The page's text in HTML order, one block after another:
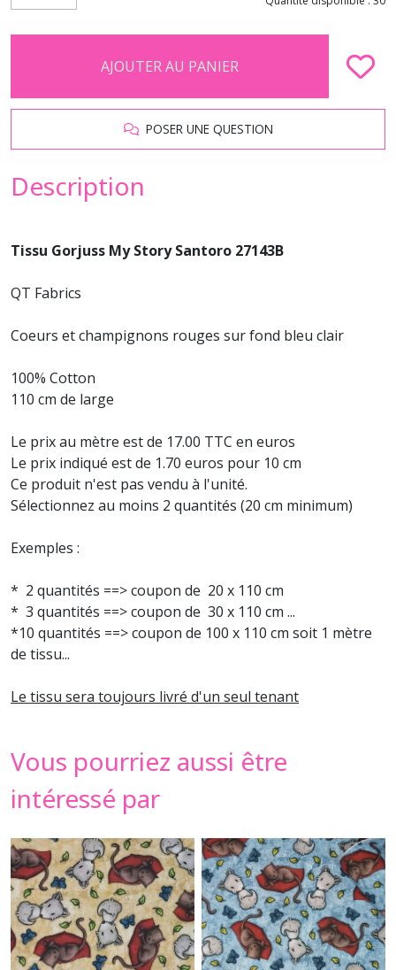
AJOUTER AU PANIER
POSER UNE QUESTION
Description
Tissu Gorjuss My Story Santoro 27143B
QT Fabrics
Coeurs et champignons rouges sur fond bleu clair
100% Cotton
110 cm de large
Le prix au mètre est de 17.00 TTC en euros
Le prix indiqué est de 1.70 euros pour 10 cm
Ce produit n'est pas vendu à l'unité.
Sélectionnez au moins 2 quantités (20 cm minimum)
Exemples :
* 2 quantités ==> coupon de 20 x 110 cm
* 3 quantités ==> coupon de 30 x 110 cm ...
*10 quantités ==> coupon de 100 x 110 cm soit 1 mètre
de tissu...
Le tissu sera toujours livré d'un seul tenant
Vous pourriez aussi être
intéressé par